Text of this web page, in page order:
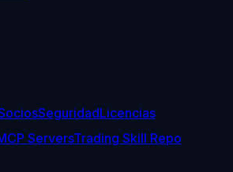
SeguridadLicencias
ServersTrading Skill Repo